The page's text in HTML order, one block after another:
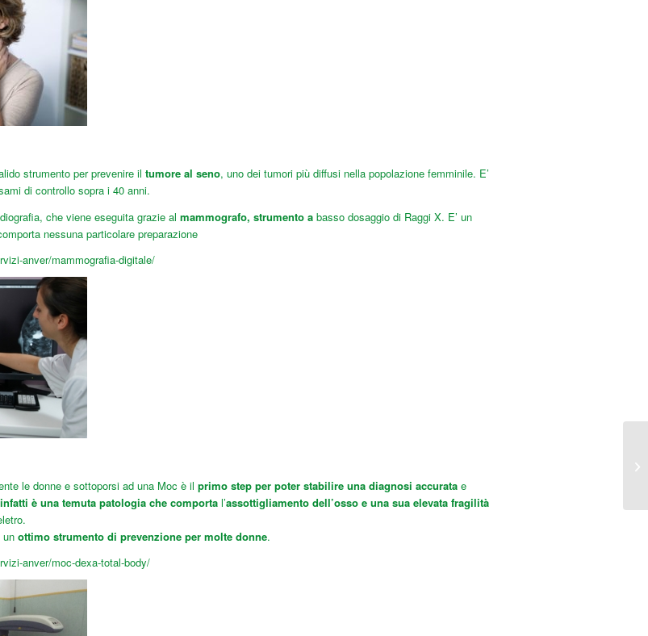
strumento per prevenire il tumore al seno, uno dei tumori più diffusi nella popolazione femminile. E’
di controllo sopra i 40 anni.
che viene eseguita grazie al mammografo, strumento abasso dosaggio di Raggi X. E’ un
nessuna particolare preparazione
anver/mammografia-digitale/
le donne e sottoporsi ad una Moc è il primo step per poter stabilire una diagnosi accuratae
è una temuta patologia che comporta l’assottigliamento dell’osso e una sua elevata fragilità
un ottimo strumento di prevenzione per molte donne.
anver/moc-dexa-total-body/